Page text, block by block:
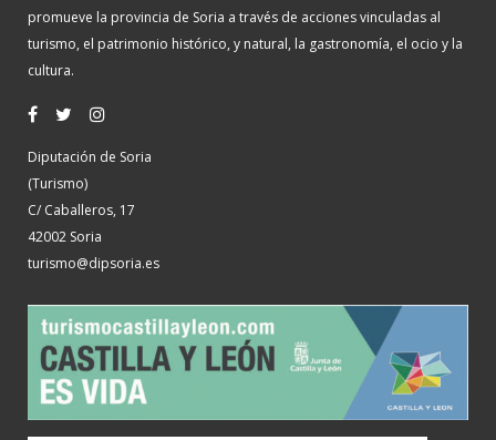
promueve la provincia de Soria a través de acciones vinculadas al
turismo, el patrimonio histórico, y natural, la gastronomía, el ocio y la
cultura.
Diputación de Soria
(Turismo)
C/ Caballeros, 17
42002 Soria
turismo@dipsoria.es